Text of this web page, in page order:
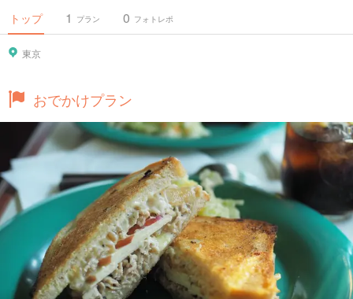
トップ プラン
1 フォトレポ
0
東京
おでかけプラン